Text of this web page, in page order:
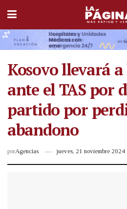
Kosovo llevará a
ante el TAS por
partido por
abandono
porAgencias jueves, 21 noviembre